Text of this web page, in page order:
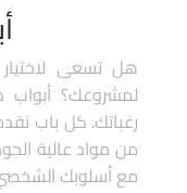
هل تسعى لاختيار
لمشروعك؟ أبواب
رغباتك. كل باب
من مواد عالية
مع أسلوبك